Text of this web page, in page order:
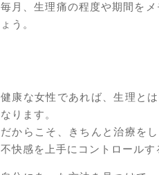
毎月、生理痛の程度や期間を
ょう。
健康な女性であれば、生理と
なります。
だからこそ、きちんと治療を
不快感を上手にコントロールす